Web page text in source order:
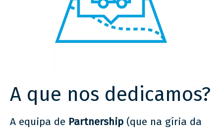
A que nos dedicamos?
A equipa de Partnership (que na gíria da